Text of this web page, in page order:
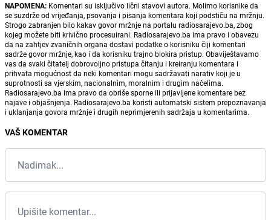
NAPOMENA: Komentari su isključivo lični stavovi autora. Molimo korisnike da
se suzdrže od vrijeđanja, psovanja i pisanja komentara koji podstiču na mržnju.
Strogo zabranjen bilo kakav govor mržnje na portalu radiosarajevo.ba, zbog
kojeg možete biti krivično procesuirani. Radiosarajevo.ba ima pravo i obavezu
da na zahtjev zvaničnih organa dostavi podatke o korisniku čiji komentari
sadrže govor mržnje, kao i da korisniku trajno blokira pristup. Obaviještavamo
vas da svaki čitatelj dobrovoljno pristupa čitanju i kreiranju komentara i
prihvata mogućnost da neki komentari mogu sadržavati narativ koji je u
suprotnosti sa vjerskim, nacionalnim, moralnim i drugim načelima.
Radiosarajevo.ba ima pravo da obriše sporne ili prijavljene komentare bez
najave i objašnjenja. Radiosarajevo.ba koristi automatski sistem prepoznavanja
i uklanjanja govora mržnje i drugih neprimjerenih sadržaja u komentarima.
VAŠ KOMENTAR